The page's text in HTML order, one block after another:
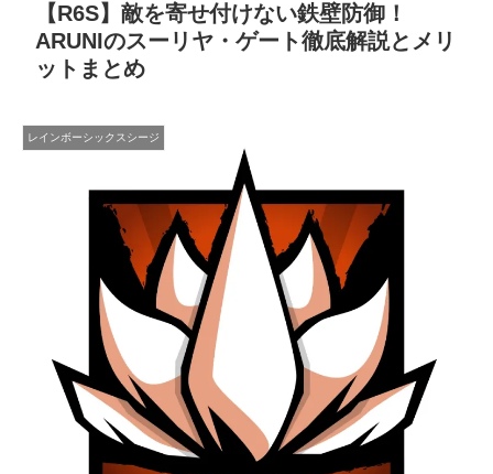
【R6S】敵を寄せ付けない鉄壁防御！
ARUNIのスーリヤ・ゲート徹底解説とメリ
ットまとめ
レインボーシックスシージ